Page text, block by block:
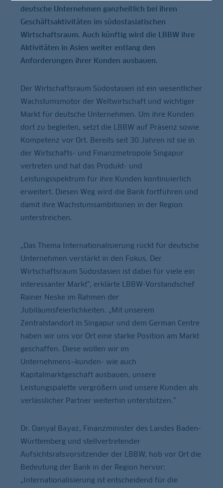
deutsche Unternehmen ganzheitlich bei ihren
Geschäftsaktivitäten im südostasiatischen
Wirtschaftsraum. Auch künftig wird die LBBW ihre
Aktivitäten in Asien weiter entlang den
Anforderungen ihrer Kunden ausbauen.
Der Wirtschaftsraum Südostasien ist ein wesentlicher
Wachstumsmotor der Weltwirtschaft und wichtiger
Markt für deutsche Unternehmen. Um ihre Kunden
dort zu begleiten, setzt die LBBW auf Präsenz sowie
Kompetenz vor Ort. Bereits seit 30 Jahren ist sie in
der Wirtschafts- und Finanzmetropole Singapur
vertreten und hat das Produkt- und
Leistungsspektrum für ihre Kunden kontinuierlich
erweitert. Diesen Weg wird die Bank fortführen und
damit ihre Wachstumsambitionen in der Region
unterstreichen.
„Das Thema Internationalisierung rückt für deutsche
Unternehmen verstärkt in den Fokus. Der
Wirtschaftsraum Südostasien ist dabei für viele ein
interessanter Markt“, erklärte LBBW-Vorstandschef
Rainer Neske im Rahmen der
Jubiläumsfeierlichkeiten. „Mit unserem
Zentralstandort in Singapur und dem German Centre
haben wir uns vor Ort eine starke Position am Markt
geschaffen. Diese wollen wir im
Unternehmens¬kunden- wie auch
Kapitalmarktgeschäft ausbauen, unsere
Leistungspalette vergrößern und unsere Kunden als
verlässlicher Partner weiterhin unterstützen.“
Dr. Danyal Bayaz, Finanzminister des Landes Baden-
Württemberg und stellvertretender
Aufsichtsratsvorsitzender der LBBW, hob vor Ort die
Bedeutung der Bank in der Region hervor:
„Internationalisierung ist entscheidend für die